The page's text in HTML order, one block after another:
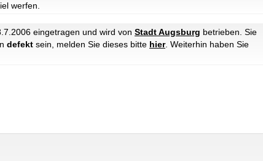
werfen.
eingetragen und wird von Stadt Augsburg betrieben. Sie
defekt sein, melden Sie dieses bitte hier. Weiterhin haben Sie